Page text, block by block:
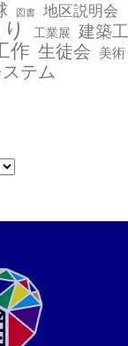
図書 地区説明会
工業展
建築工
作 生徒会 美術
テム